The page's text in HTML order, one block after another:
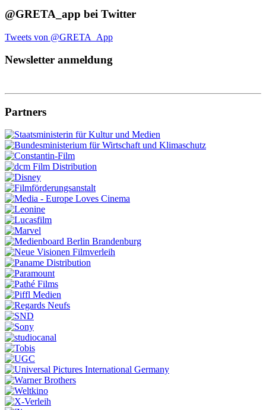
@GRETA_app bei Twitter
Tweets von @GRETA_App
Newsletter anmeldung
Partners